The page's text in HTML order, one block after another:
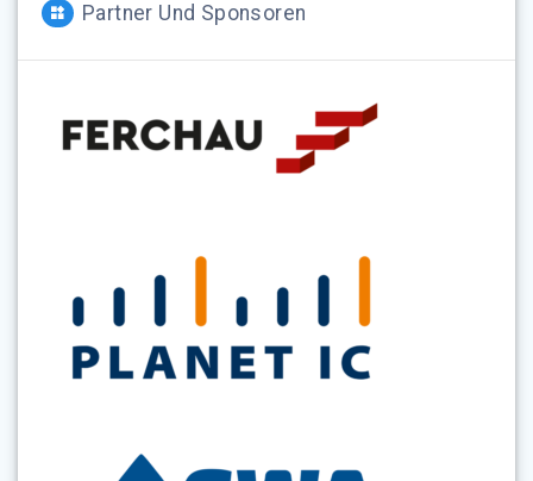
Partner Und Sponsoren